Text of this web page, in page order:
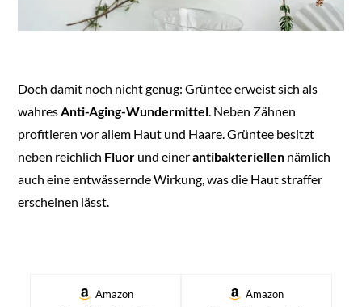
Doch damit noch nicht genug: Grüntee erweist sich als
wahres Anti-Aging-Wundermittel . Neben Zähnen
profitieren vor allem Haut und Haare. Grüntee besitzt
neben reichlich Fluor und einerantibakteriellen nämlich
auch eine entwässernde Wirkung, was die Haut straffer
erscheinen lässt.
Amazon Amazon